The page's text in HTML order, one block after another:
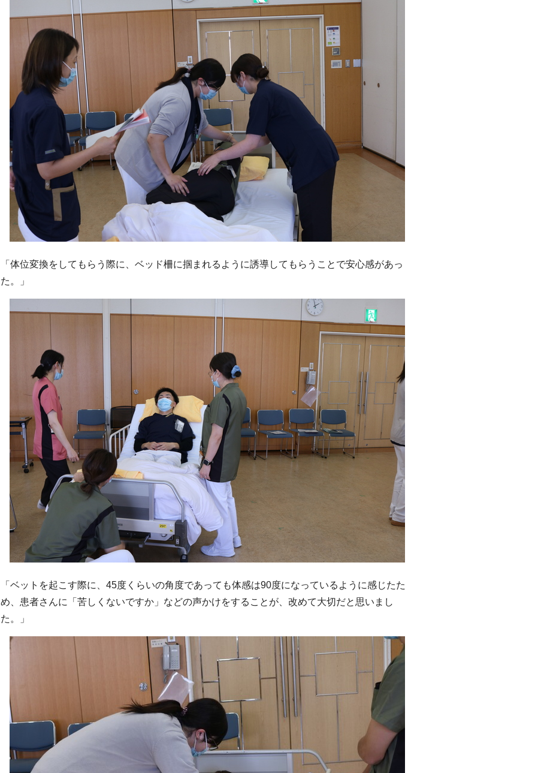
「体位変換をしてもらう際に、ベッド柵に掴まれるように誘導してもらうことで安心感があっ
た。」
「ベットを起こす際に、45度くらいの角度であっても体感は90度になっているように感じたた
め、患者さんに「苦しくないですか」などの声かけをすることが、改めて大切だと思いまし
た。」